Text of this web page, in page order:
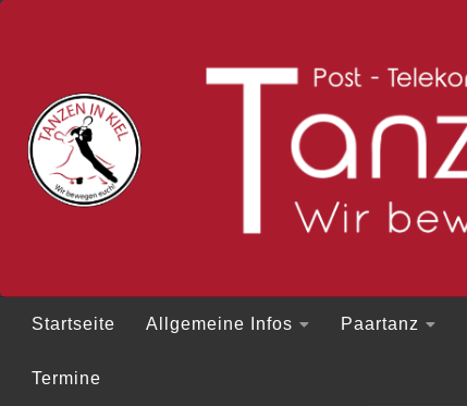
Startseite Allgemeine Infos Paartanz
Termine